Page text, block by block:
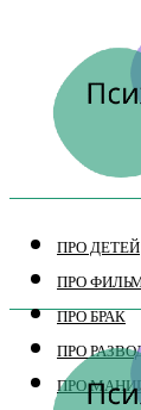
ПРО ДЕТЕЙ
ПРО
ПРО БРАК
ПРО
ПРО